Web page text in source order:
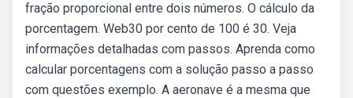
fração proporcional entre dois números. O cálculo da
porcentagem. Web30 por cento de 100 é 30. Veja
informações detalhadas com passos. Aprenda como
calcular porcentagens com a solução passo a passo
com questões exemplo. A aeronave é a mesma que